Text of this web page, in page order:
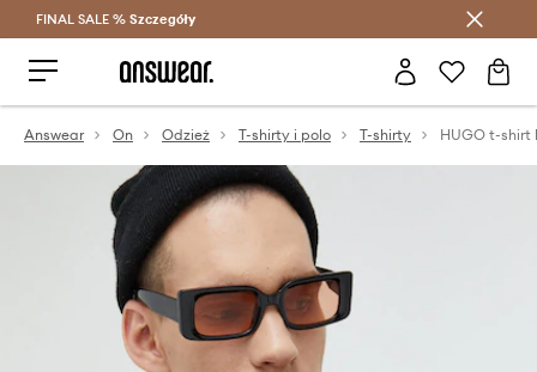
Oszczędzaj z Answear Club >
FINAL SALE % Szczegóły
Answear On Odzież T-shirty i polo T-shirty